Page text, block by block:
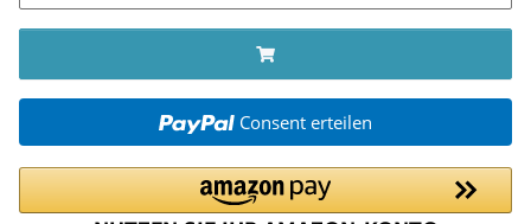
Consent erteilen